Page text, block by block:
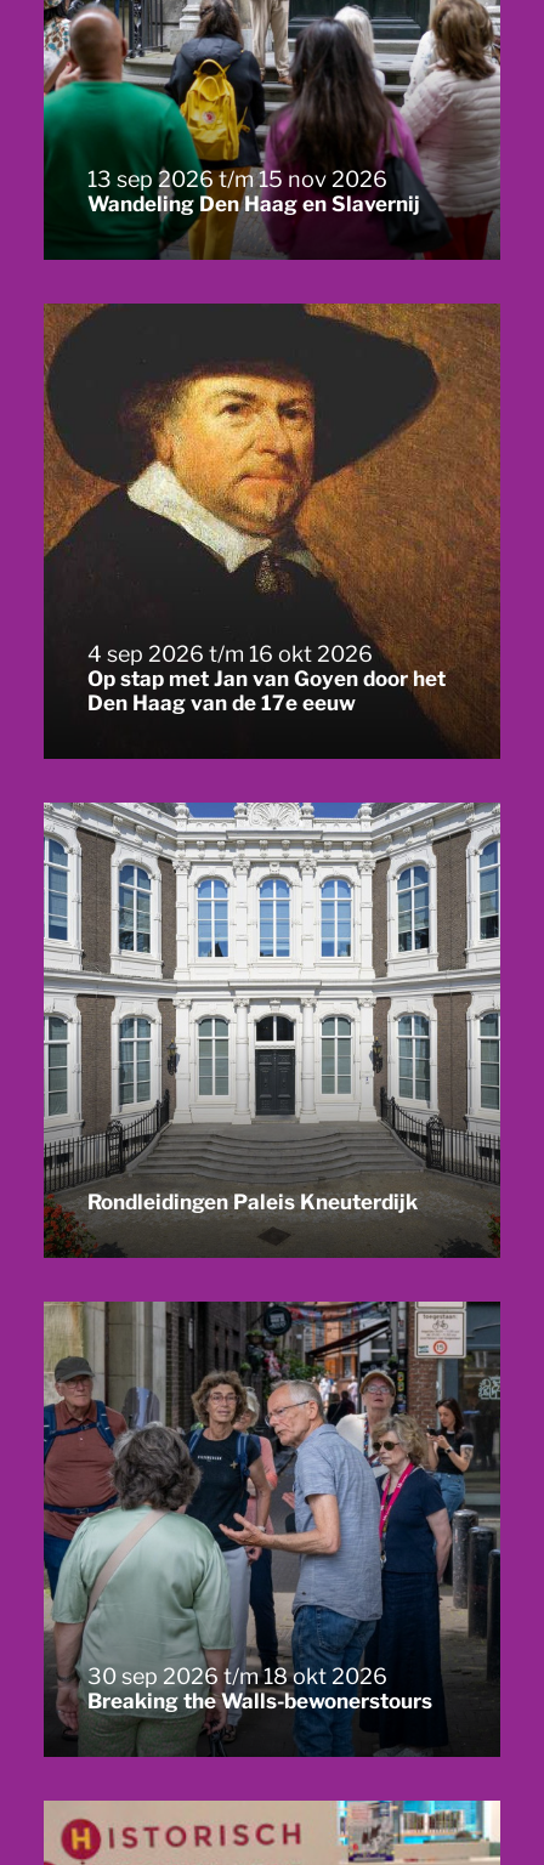
13 sep 2026 t/m 15 nov 2026
Wandeling Den Haag en Slavernij
4 sep 2026 t/m 16 okt 2026
Op stap met Jan van Goyen door het
Den Haag van de 17e eeuw
Rondleidingen Paleis Kneuterdijk
30 sep 2026 t/m 18 okt 2026
Breaking the Walls-bewonerstours